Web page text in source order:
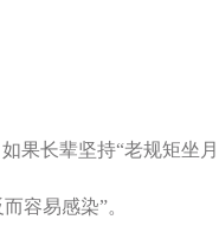
果长辈坚持“老规矩坐月
容易感染”。